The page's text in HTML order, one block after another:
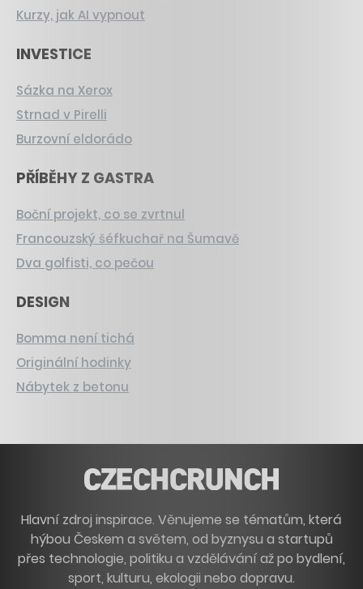
Kurzy, jak AI vypnout
INVESTICE
Sázka na Xerox
Strnad v Pirelli
Burzovní eldorádo
PŘÍBĚHY Z GASTRA
Boční projekt, co se zvrtnul
Francouzský šéfkuchař na Šumavě
Dva golfisti, co pečou
DESIGN
Bomma není tichá
Originální hodinky
Nábytek z betonu
Hlavní zdroj inspirace. Věnujeme se tématům, která
hýbou Českem a světem, od byznysu a startupů
přes technologie, politiku a vzdělávání až po bydlení,
sport, kulturu, ekologii nebo dopravu.